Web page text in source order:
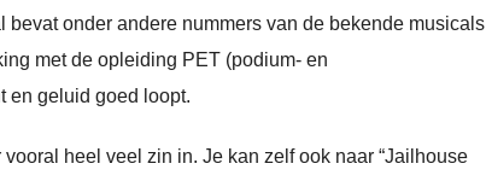
bevat onder andere nummers van de bekende musicals
met de opleiding PET (podium- en
en geluid goed loopt.
heel veel zin in. Je kan zelf ook naar “Jailhouse